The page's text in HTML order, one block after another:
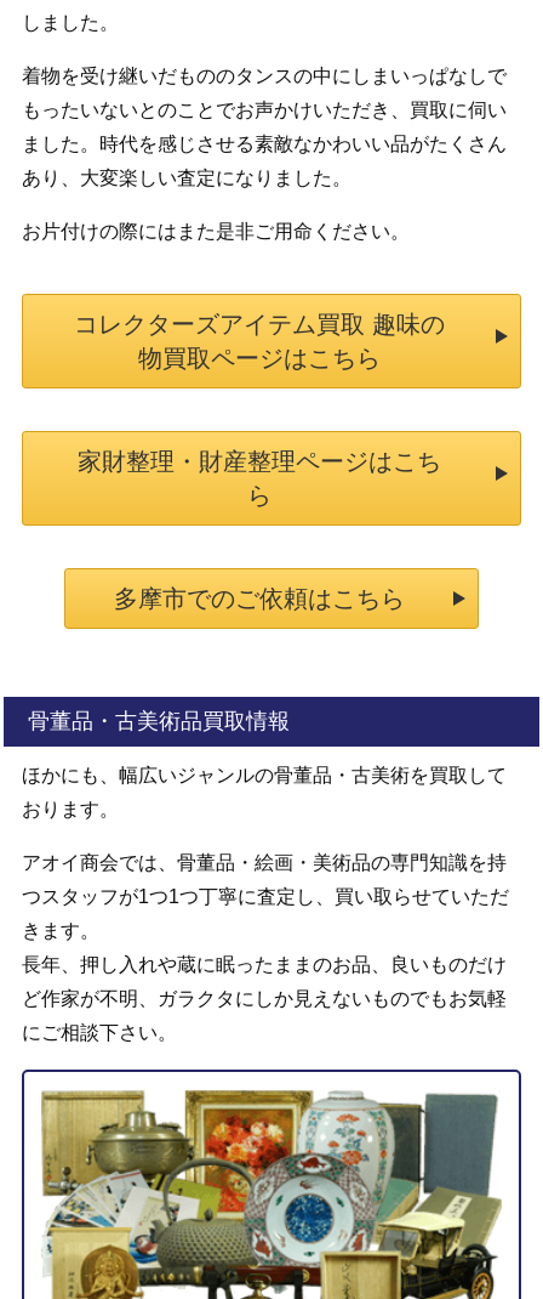
しました。
着物を受け継いだもののタンスの中にしまいっぱなしで
もったいないとのことでお声かけいただき、買取に伺い
ました。時代を感じさせる素敵なかわいい品がたくさん
あり、大変楽しい査定になりました。
お片付けの際にはまた是非ご用命ください。
コレクターズアイテム買取 趣味の
物買取ページはこちら
家財整理・財産整理ページはこち
ら
多摩市でのご依頼はこちら
骨董品・古美術品買取情報
ほかにも、幅広いジャンルの骨董品・古美術を買取して
おります。
アオイ商会では、骨董品・絵画・美術品の専門知識を持
つスタッフが1つ1つ丁寧に査定し、買い取らせていただ
きます。
長年、押し入れや蔵に眠ったままのお品、良いものだけ
ど作家が不明、ガラクタにしか見えないものでもお気軽
にご相談下さい。